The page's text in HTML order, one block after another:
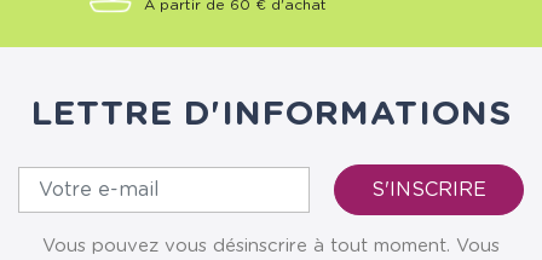
À partir de 60 € d'achat
LETTRE D'INFORMATIONS
Vous pouvez vous désinscrire à tout moment. Vous